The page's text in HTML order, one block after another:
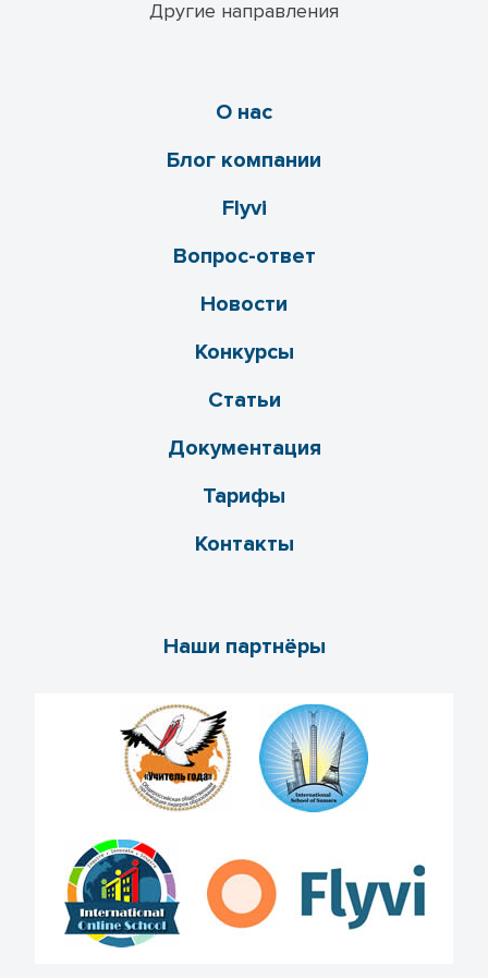
Другие направления
О нас
Блог компании
Flyvi
Вопрос-ответ
Новости
Конкурсы
Статьи
Документация
Тарифы
Контакты
Наши партнёры